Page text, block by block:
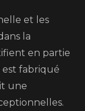
et les
la
en partie
est fabriqué
une